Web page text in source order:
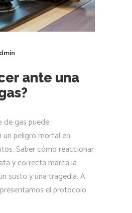
ante una
de gas puede
peligro mortal en
Saber cómo reaccionar
y correcta marca la
susto y una tragedia. A
el protocolo